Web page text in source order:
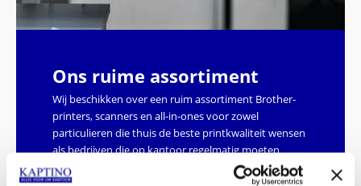
Ons ruime assortiment
Wij beschikken over een ruim assortiment Brother-
printers, scanners en all-in-ones voor zowel
particulieren die thuis de beste printkwaliteit wensen
als bedrijven die op kantoor regelmatig moeten
printen.